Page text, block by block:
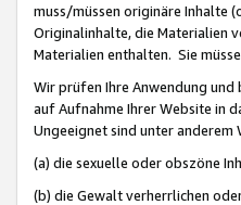
muss/müssen originäre Inhalte
Originalinhalte, die Materialien
Materialien enthalten. Sie
Wir prüfen Ihre Anwendung und
auf Aufnahme Ihrer Website in
Ungeeignet sind unter anderem
(a) die sexuelle oder obszöne
(b) die Gewalt verherrlichen